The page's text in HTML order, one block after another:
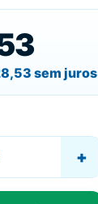
sem juros
+